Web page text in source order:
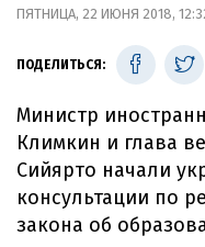
ПЯТНИЦА, 22 ИЮНЯ 2018,
ПОДЕЛИТЬСЯ:
Министр
Климкин и глава
Сийярто начали
консультации по
закона об